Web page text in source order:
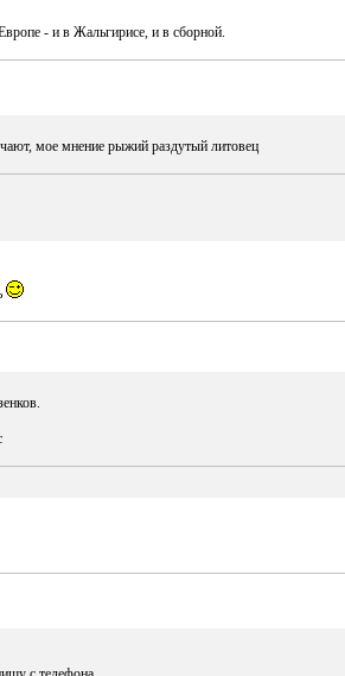
- и в Жальгирисе, и в сборной.
мое мнение рыжий раздутый литовец